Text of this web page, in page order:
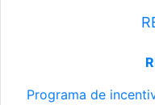
Programa de